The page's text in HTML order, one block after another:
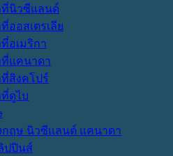
ที่นิวซีแลนด์
ออสเตรเลีย
อเมริกา
ที่แคนาดา
สิงคโปร์
ดูไบ
กฤษ นิวซีแลนด์ แคนาดา
ปปินส์